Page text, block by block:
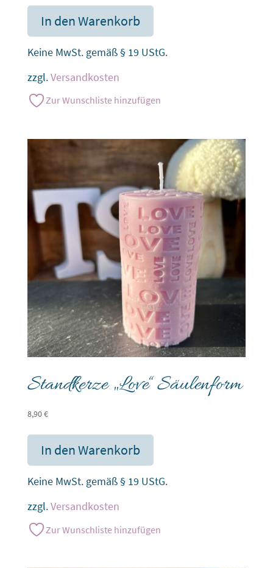
In den Warenkorb
Keine MwSt. gemäß § 19 UStG.
zzgl.Versandkosten
Zur Wunschliste hinzufügen
Standkerze „Love“ Säulenform
8,90€
In den Warenkorb
Keine MwSt. gemäß § 19 UStG.
zzgl.Versandkosten
Zur Wunschliste hinzufügen